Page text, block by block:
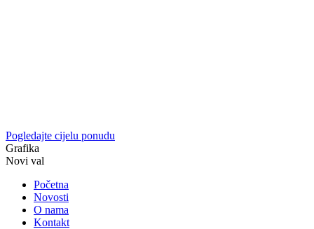
Pogledajte cijelu ponudu
Grafika
Novi val
Početna
Novosti
O nama
Kontakt